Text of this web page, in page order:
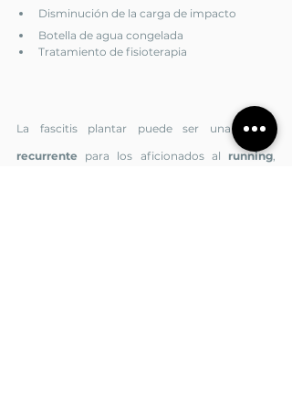
Disminución de la carga de impacto
Botella de agua congelada
Tratamiento de fisioterapia
La fascitis plantar puede ser una
lesión
recurrente para los aficionados al running